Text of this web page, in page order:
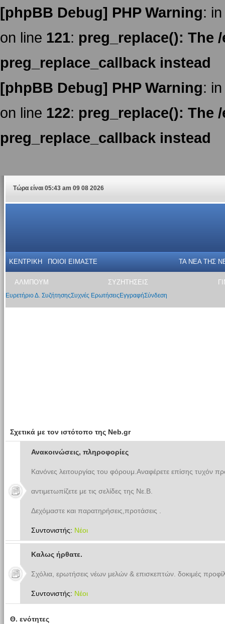
[phpBB Debug] PHP Warning:
on line 121: preg_replace(): The
preg_replace_callback instead
[phpBB Debug] PHP Warning:
on line 122: preg_replace(): The
preg_replace_callback instead
Τώρα είναι 05:43 am 09 08 2026
ΚΕΝΤΡΙΚΗ ΠΟΙΟΙ ΕΙΜΑΣΤΕ ΤΑ ΝΕΑ THΣ
ΑΛΜΠΟΥΜ ΣΥΖΗΤΗΣΕΙΣ
Ευρετήριο Δ. ΣυζήτησηςΣυχνές Ερωτήσεις ΕγγραφήΣύνδεση
Σχετικά με τον ιστότοπο της Neb.gr
Ανακοινώσεις, πληροφορίες
Κανόνες λειτουργίας του φόρουμ.Αναφέρετε επίσης τυχόν
αντιμετωπίζετε με τις σελίδες της Νε.Β.
Δεχόμαστε και παρατηρήσεις,προτάσεις .
Συντονιστής: Νέοι
Καλως ήρθατε.
Σχόλια, ερωτήσεις νέων μελών & επισκεπτών. δοκιμές
Συντονιστής: Νέοι
Θ. ενότητες